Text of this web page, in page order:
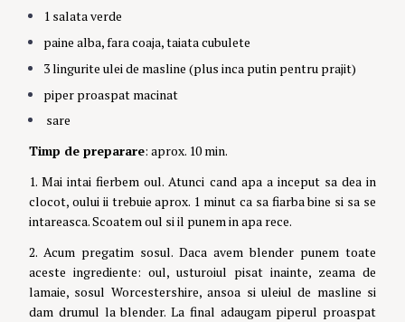
1 salata verde
paine alba, fara coaja, taiata cubulete
3 lingurite ulei de masline (plus inca putin pentru prajit)
piper proaspat macinat
sare
Timp de preparare: aprox. 10 min.
1. Mai intai fierbem oul. Atunci cand apa a inceput sa dea in
clocot, oului ii trebuie aprox. 1 minut ca sa fiarba bine si sa se
intareasca. Scoatem oul si il punem in apa rece.
2. Acum pregatim sosul. Daca avem blender punem toate
aceste ingrediente: oul, usturoiul pisat inainte, zeama de
lamaie, sosul Worcestershire, ansoa si uleiul de masline si
dam drumul la blender. La final adaugam piperul proaspat